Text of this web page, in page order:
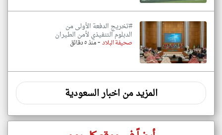
#تخريج الدفعة الأولى من
الدبلوم التنفيذي لأمن الطيران
صحيفة البلاد-منذ ٥ دقائق
المزيد من اخبار السعودية